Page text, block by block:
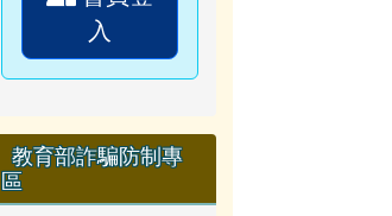
入
教育部詐騙防制專
區